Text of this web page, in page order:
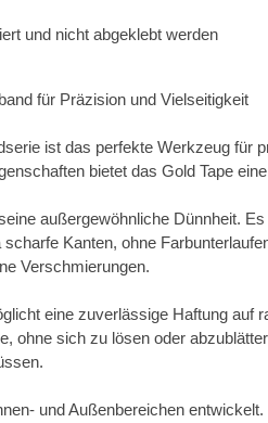
und nicht abgeklebt werden
für Präzision und Vielseitigkeit
ist das perfekte Werkzeug
bietet das Gold Tape
außergewöhnliche Dünnheit.
Kanten, ohne
Verschmierungen.
eine zuverlässige Haftung
ohne sich zu lösen oder
und Außenbereichen